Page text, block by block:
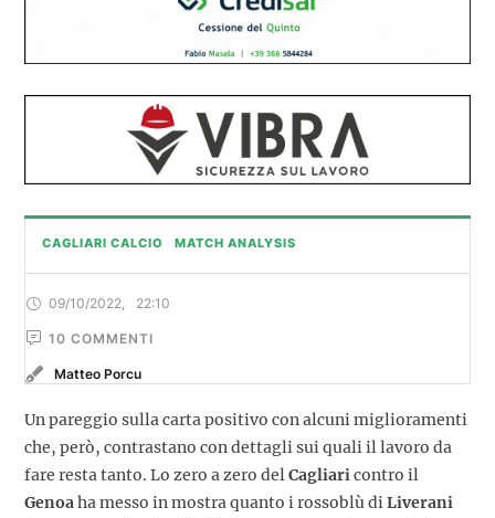
CAGLIARI CALCIO MATCH ANALYSIS
09/10/2022 22:10
10 COMMENTI
Matteo Porcu
Un pareggio sulla carta positivo con alcuni miglioramenti
che, però, contrastano con dettagli sui quali il lavoro da
fare resta tanto. Lo zero a zero delCagliaricontro il
Genoaha messo in mostra quanto i rossoblù diLiverani